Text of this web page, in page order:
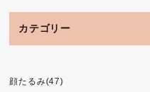
カテゴリー
顔たるみ(47)